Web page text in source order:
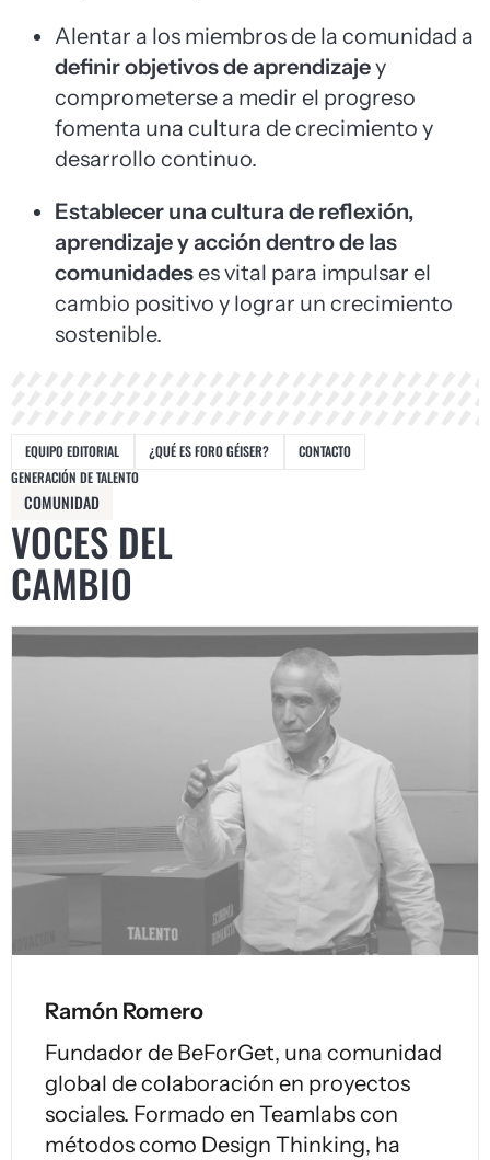
Alentar a los miembros de la comunidad a
definir objetivos de aprendizajey
comprometerse a medir el progreso
fomenta una cultura de crecimiento y
desarrollo continuo.
Establecer una cultura de reflexión,
aprendizaje y acción dentro de las
comunidadeses vital para impulsar el
cambio positivo y lograr un crecimiento
sostenible.
EQUIPO EDITORIAL ¿QUÉ ES FORO GÉISER?
CONTACTO
GENERACIÓN DE TALENTO
COMUNIDAD
VOCES DEL
CAMBIO
Ramón Romero
Fundador de BeForGet, una comunidad
global de colaboración en proyectos
sociales. Formado en Teamlabs con
métodos como Design Thinking, ha